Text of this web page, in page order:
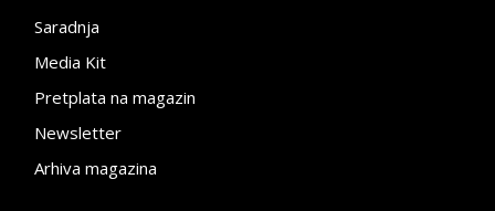
Saradnja
Media Kit
Pretplata na magazin
Newsletter
Arhiva magazina